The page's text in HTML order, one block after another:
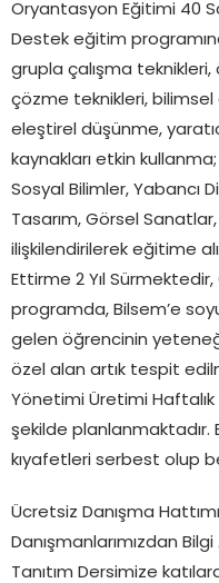
Oryantasyon Eğitimi 40
Destek eğitim
grupla çalışma
çözme teknikleri, bilimsel
eleştirel düşünme,
kaynakları etkin
Sosyal Bilimler, Yabancı
Tasarım, Görsel
ilişkilendirilerek eğitime
Ettirme 2 Yıl
programda, Bilsem’e
gelen öğrencinin
özel alan artık tespit
Yönetimi Üretimi Haftalık
şekilde planlanmaktadır.
kıyafetleri serbest olup
Ücretsiz Danışma
Danışmanlarımızdan
Tanıtım Dersimize